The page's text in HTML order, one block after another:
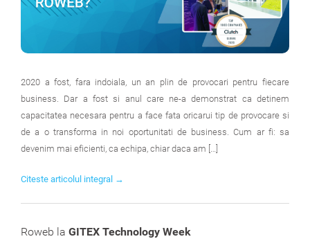
2020 a fost, fara indoiala, un an plin de provocari pentru fiecare
business. Dar a fost si anul care ne-a demonstrat ca detinem
capacitatea necesara pentru a face fata oricarui tip de provocare si
de a o transforma in noi oportunitati de business. Cum ar fi: sa
devenim mai eficienti, ca echipa, chiar daca am […]
Citeste articolul integral →
Roweb la GITEX Technology Week